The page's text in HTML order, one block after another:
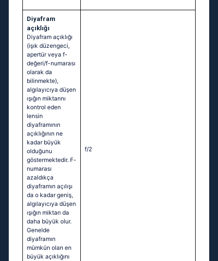
Diyafram
açıklığı
Diyafram açıklığı
(işık düzengeci,
apertür veya f-
değeri/f-numarası
olarak da
bilinmekte),
algılayıcıya düşen
ışığın miktarını
kontrol eden
lensin
diyaframının
açıklığının ne
kadar büyük
olduğunu
göstermektedir. F-
numarası
azaldıkça
diyaframın açılışı
da o kadar geniş,
algılayıcıya düşen
ışığın miktarı da
daha büyük olur.
Genelde
diyaframın
mümkün olan en
büyük açıklığını
f/2